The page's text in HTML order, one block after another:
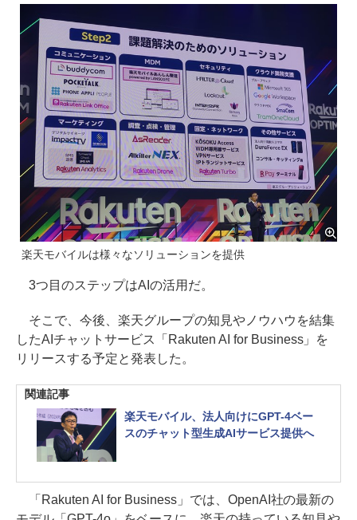
楽天モバイルは様々なソリューションを提供
3つ目のステップはAIの活用だ。
そこで、今後、楽天グループの知見やノウハウを結集
したAIチャットサービス「Rakuten AI for Business」を
リリースする予定と発表した。
関連記事
楽天モバイル、法人向けにGPT-4ベー
スのチャット型生成AIサービス提供へ
「Rakuten AI for Business」では、OpenAI社の最新の